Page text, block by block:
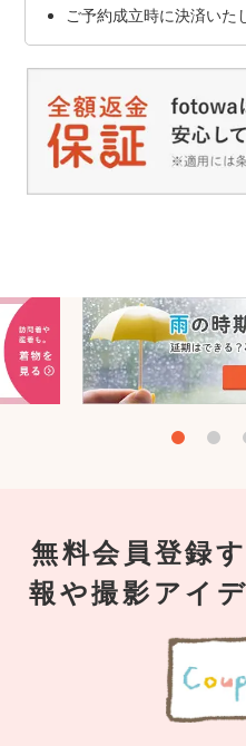
ご予約成立時に決済いた
無料会員登録
報や撮影アイ